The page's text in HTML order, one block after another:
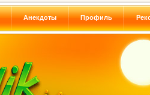
Анекдоты Профиль